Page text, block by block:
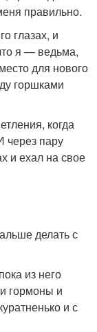
правильно.
глазах, и
я — ведьма,
для нового
горшками
когда
через пару
и ехал на свое
делать с
из него
гормоны и
и с